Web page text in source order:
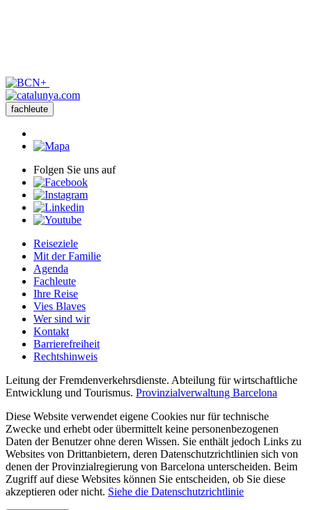
fachleute
Folgen Sie uns auf
Reiseziele
Mit der Familie
Agenda
Fachleute
Ihre Reise
Vies Blaves
Wer sind wir
Kontakt
Barrierefreiheit
Rechtshinweis
Leitung der Fremdenverkehrsdienste. Abteilung für wirtschaftliche
Entwicklung und Tourismus. Provinzialverwaltung Barcelona
Diese Website verwendet eigene Cookies nur für technische
Zwecke und erhebt oder übermittelt keine personenbezogenen
Daten der Benutzer ohne deren Wissen. Sie enthält jedoch Links zu
Websites von Drittanbietern, deren Datenschutzrichtlinien sich von
denen der Provinzialregierung von Barcelona unterscheiden. Beim
Zugriff auf diese Websites können Sie entscheiden, ob Sie diese
akzeptieren oder nicht. Siehe die Datenschutzrichtlinie